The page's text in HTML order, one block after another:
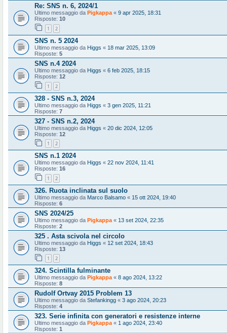
Re: SNS n. 6, 2024/1
Ultimo messaggio da Pigkappa « 9 apr 2025, 18:31
Risposte: 10
1 2
SNS n. 5 2024
Ultimo messaggio da Higgs « 18 mar 2025, 13:09
Risposte: 5
SNS n.4 2024
Ultimo messaggio da Higgs « 6 feb 2025, 18:15
Risposte: 12
1 2
328 - SNS n.3, 2024
Ultimo messaggio da Higgs « 3 gen 2025, 11:21
Risposte: 7
327 - SNS n.2, 2024
Ultimo messaggio da Higgs « 20 dic 2024, 12:05
Risposte: 12
1 2
SNS n.1 2024
Ultimo messaggio da Higgs « 22 nov 2024, 11:41
Risposte: 16
1 2
326. Ruota inclinata sul suolo
Ultimo messaggio da Marco Balsamo « 15 ott 2024, 19:40
Risposte: 6
SNS 2024/25
Ultimo messaggio da Pigkappa « 13 set 2024, 22:35
Risposte: 2
325 . Asta scivola nel circolo
Ultimo messaggio da Higgs « 12 set 2024, 18:43
Risposte: 13
1 2
324. Scintilla fulminante
Ultimo messaggio da Pigkappa« 8 ago 2024, 13:22
Risposte: 8
Rudolf Ortvay 2015 Problem 13
Ultimo messaggio da Stefankingg « 3 ago 2024, 20:23
Risposte: 4
323. Serie infinita con generatori e resistenze interne
Ultimo messaggio da Pigkappa« 1 ago 2024, 23:40
Risposte: 1